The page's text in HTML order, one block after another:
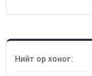
Нийт ор хоног: